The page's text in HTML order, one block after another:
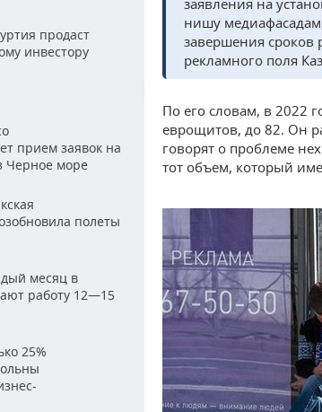
продаст
инвестору
прием заявок на
Черное море
полеты
месяц в
работу 12—15
25%
заявления на
нишу
завершения
рекламного поля
По его словам, в 2022
еврощитов, до 82. Он
говорят о проблеме
тот объем, который